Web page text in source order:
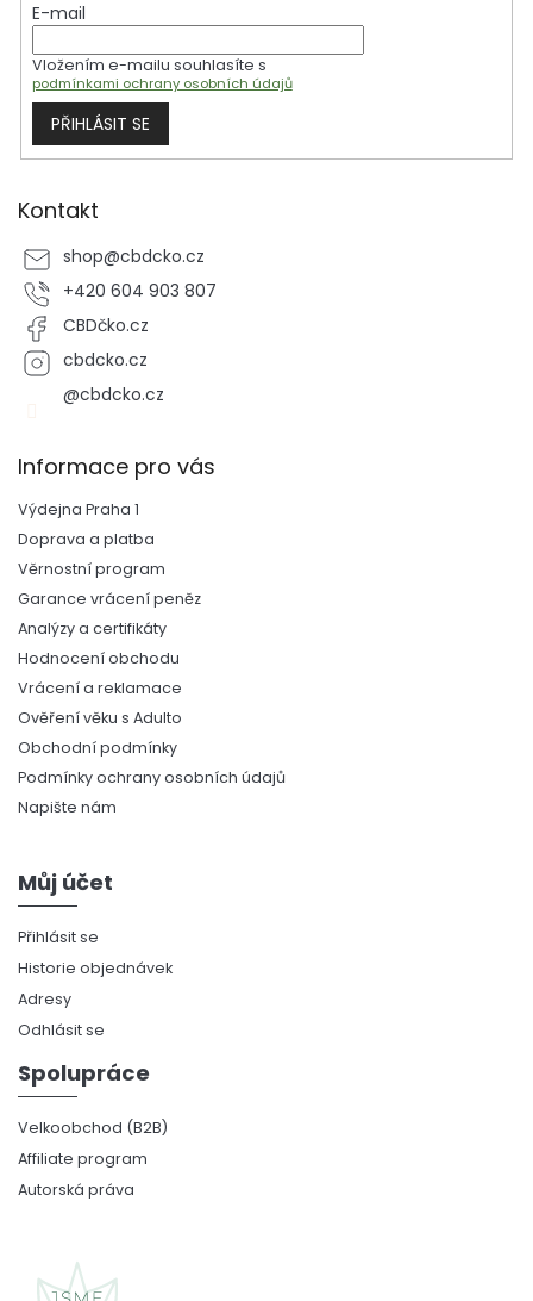
E-mail
Vložením e-mailu souhlasíte s
podmínkami ochrany osobních údajů
PŘIHLÁSIT SE
Kontakt
shop@cbdcko.cz
+420 604 903 807
CBDčko.cz
cbdcko.cz
@cbdcko.cz
Informace pro vás
Výdejna Praha 1
Doprava a platba
Věrnostní program
Garance vrácení peněz
Analýzy a certifikáty
Hodnocení obchodu
Vrácení a reklamace
Ověření věku s Adulto
Obchodní podmínky
Podmínky ochrany osobních údajů
Napište nám
Můj účet
Přihlásit se
Historie objednávek
Adresy
Odhlásit se
Spolupráce
Velkoobchod (B2B)
Affiliate program
Autorská práva